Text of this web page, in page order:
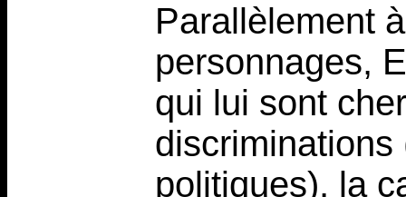
Parallèlement
personnages,
qui lui sont
politiques), la